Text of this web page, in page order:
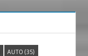
AUTO (35)